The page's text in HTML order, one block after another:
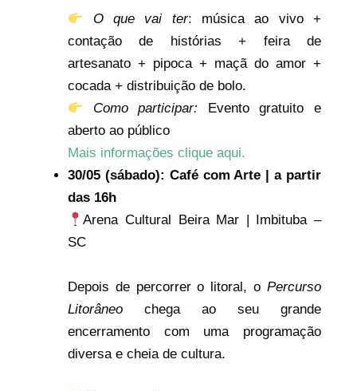
O que vai ter: música ao vivo +
contação de histórias + feira de
artesanato + pipoca + maçã do amor +
cocada + distribuição de bolo.
Como participar: Evento gratuito e
aberto ao público
Mais informações clique aqui.
30/05 (sábado): Café com Arte | a partir
das 16h
Arena Cultural Beira Mar | Imbituba –
SC
Depois de percorrer o litoral, o Percurso
Litorâneo chega ao seu grande
encerramento com uma programação
diversa e cheia de cultura.